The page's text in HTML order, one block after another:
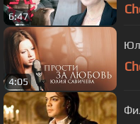
6:47
4:05